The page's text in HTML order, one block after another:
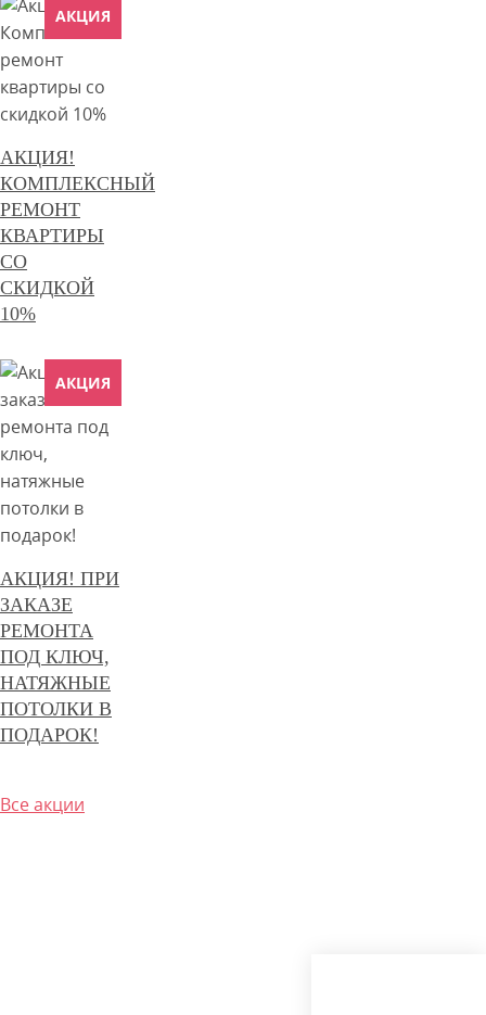
АКЦИЯ
АКЦИЯ!
КОМПЛЕКСНЫЙ
РЕМОНТ
КВАРТИРЫ
СО
СКИДКОЙ
10%
АКЦИЯ
АКЦИЯ! ПРИ
ЗАКАЗЕ
РЕМОНТА
ПОД КЛЮЧ,
НАТЯЖНЫЕ
ПОТОЛКИ В
ПОДАРОК!
Все акции